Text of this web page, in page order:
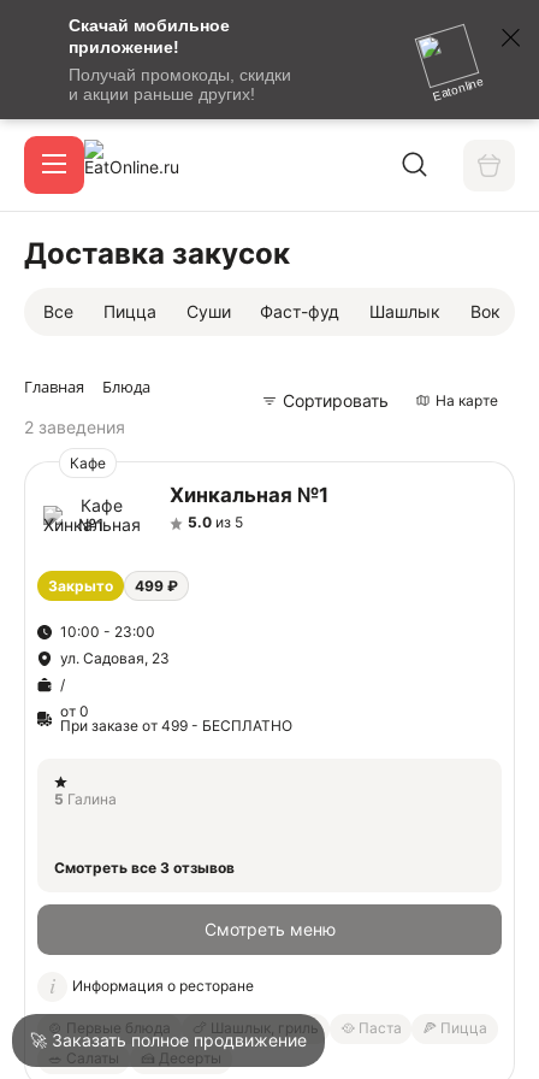
Скачай мобильное
приложение!
Получай промокоды, скидки
и акции раньше других!
Eatonline
сообщение
кодом
подтверждения
Акции
Город
Доставка закусок
Все Пицца Суши Фаст-фуд Шашлык Вок
Главная Блюда
2 заведения
Сортировать На карте
Кафе
Хинкальная №1
5.0из 5
Закрыто 499 ₽
10:00 - 23:00
ул. Садовая, 23
/
от 0
При заказе от 499 - БЕСПЛАТНО
5 Галина
Смотреть все 3 отзывов
Смотреть меню
🍲 Первые блюда 🍗 Шашлык, гриль 🥘 Паста
🍕 Пицца
🥗 Салаты
🍰 Десерты
Информация о ресторане
🚀 Заказать полное продвижение